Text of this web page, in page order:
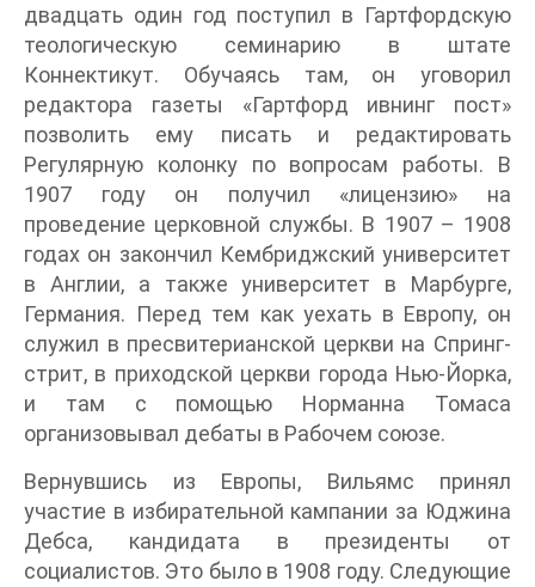
двадцать один год поступил в Гартфордскую
теологическую семинарию в штате
Коннектикут. Обучаясь там, он уговорил
редактора газеты «Гартфорд ивнинг пост»
позволить ему писать и редактировать
Регулярную колонку по вопросам работы. В
1907 году он получил «лицензию» на
проведение церковной службы. В 1907 – 1908
годах он закончил Кембриджский университет
в Англии, а также университет в Марбурге,
Германия. Перед тем как уехать в Европу, он
служил в пресвитерианской церкви на Спринг-
стрит, в приходской церкви города Нью-Йорка,
и там с помощью Норманна Томаса
организовывал дебаты в Рабочем союзе.
Вернувшись из Европы, Вильямс принял
участие в избирательной кампании за Юджина
Дебса, кандидата в президенты от
социалистов. Это было в 1908 году. Следующие